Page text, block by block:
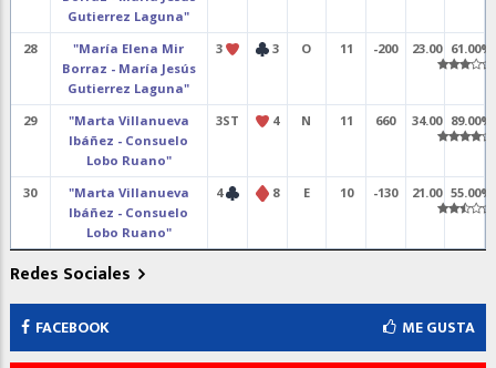
Gutierrez Laguna"
28
"María Elena Mir
Borraz - María Jesús
Gutierrez Laguna"
3 3 O 11 -200 23.00 61.00%
29
"Marta Villanueva
Ibáñez - Consuelo
Lobo Ruano"
3ST 4 N 11 660 34.00 89.00%
30
"Marta Villanueva
Ibáñez - Consuelo
Lobo Ruano"
4 8 E 10 -130 21.00 55.00%
Redes Sociales
FACEBOOK ME GUSTA